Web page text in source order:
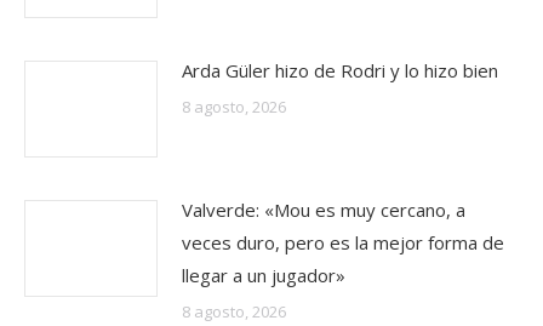
Arda Güler hizo de Rodri y lo hizo bien
8 agosto, 2026
Valverde: «Mou es muy cercano, a
veces duro, pero es la mejor forma de
llegar a un jugador»
8 agosto, 2026